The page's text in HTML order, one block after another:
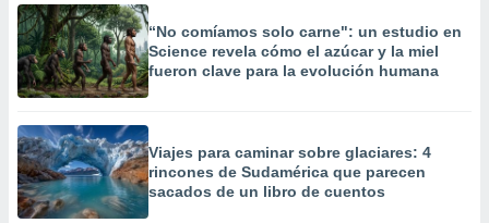
“No comíamos solo carne": un estudio en
Science revela cómo el azúcar y la miel
fueron clave para la evolución humana
Viajes para caminar sobre glaciares: 4
rincones de Sudamérica que parecen
sacados de un libro de cuentos